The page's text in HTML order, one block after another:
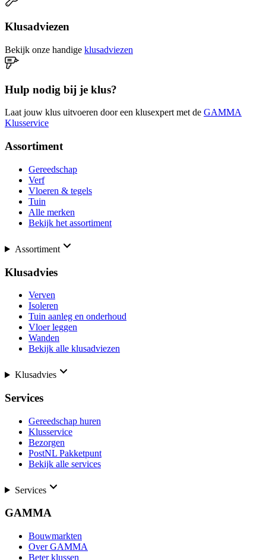
Klusadviezen
Bekijk onze handige klusadviezen
Hulp nodig bij je klus?
Laat jouw klus uitvoeren door een klusexpert met de GAMMA
Klusservice
Assortiment
Gereedschap
Verf
Vloeren & tegels
Tuin
Alle merken
Bekijk het assortiment
Assortiment
Klusadvies
Verven
Isoleren
Tuin aanleg en onderhoud
Vloer leggen
Wanden
Bekijk alle klusadviezen
Klusadvies
Services
Gereedschap huren
Klusservice
Bezorgen
PostNL Pakketpunt
Bekijk alle services
Services
GAMMA
Bouwmarkten
Over GAMMA
Beter klussen